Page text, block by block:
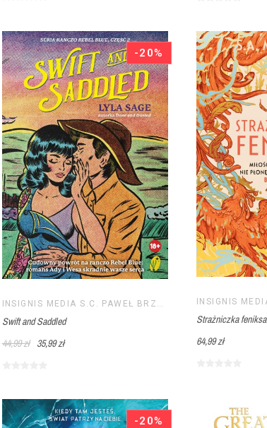
INSIGNIS MEDIA S.C. PAWEŁ BRZOZOWSKI TOMASZ BRZOZOWSKI
Swift and Saddled
44,99 zł
35,99 zł
-20%
Strażniczka feniksa
64,99 zł
-20%